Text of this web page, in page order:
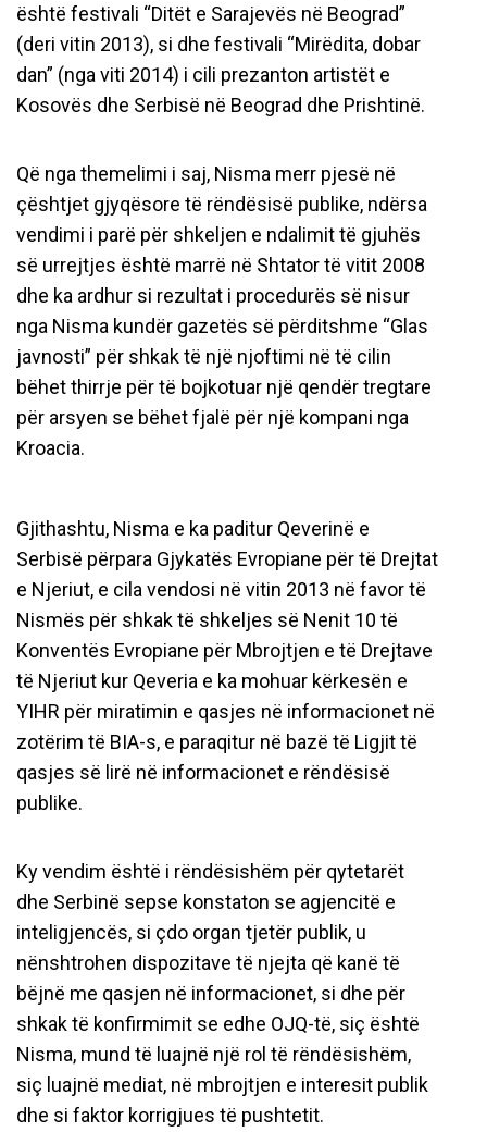
është festivali “Ditët e Sarajevës në Beograd”
(deri vitin 2013), si dhe festivali “Mirëdita, dobar
dan” (nga viti 2014) i cili prezanton artistët e
Kosovës dhe Serbisë në Beograd dhe Prishtinë.
Që nga themelimi i saj, Nisma merr pjesë në
çështjet gjyqësore të rëndësisë publike, ndërsa
vendimi i parë për shkeljen e ndalimit të gjuhës
së urrejtjes është marrë në Shtator të vitit 2008
dhe ka ardhur si rezultat i procedurës së nisur
nga Nisma kundër gazetës së përditshme “Glas
javnosti” për shkak të një njoftimi në të cilin
bëhet thirrje për të bojkotuar një qendër tregtare
për arsyen se bëhet fjalë për një kompani nga
Kroacia.
Gjithashtu, Nisma e ka paditur Qeverinë e
Serbisë përpara Gjykatës Evropiane për të Drejtat
e Njeriut, e cila vendosi në vitin 2013 në favor të
Nismës për shkak të shkeljes së Nenit 10 të
Konventës Evropiane për Mbrojtjen e të Drejtave
të Njeriut kur Qeveria e ka mohuar kërkesën e
YIHR për miratimin e qasjes në informacionet në
zotërim të BIA-s, e paraqitur në bazë të Ligjit të
qasjes së lirë në informacionet e rëndësisë
publike.
Ky vendim është i rëndësishëm për qytetarët
dhe Serbinë sepse konstaton se agjencitë e
inteligjencës, si çdo organ tjetër publik, u
nënshtrohen dispozitave të njejta që kanë të
bëjnë me qasjen në informacionet, si dhe për
shkak të konfirmimit se edhe OJQ-të, siç është
Nisma, mund të luajnë një rol të rëndësishëm,
siç luajnë mediat, në mbrojtjen e interesit publik
dhe si faktor korrigjues të pushtetit.